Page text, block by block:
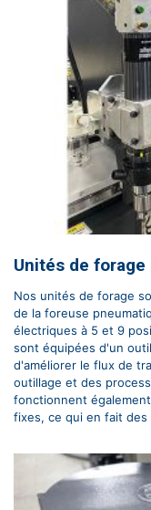
Unités de forage
Nos unités de forage
de la foreuse
électriques à 5 et 9
sont équipées d'un
d'améliorer le flux de
outillage et des
fonctionnent
fixes, ce qui en fait